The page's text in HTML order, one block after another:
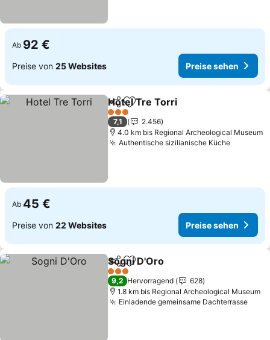
Ab 92 €
Preise von 25 Websites Preise sehen
TeilenZu Favoriten hinzufügen
Hotel Tre Torri
3 Sterne
7,1
2.456
4.0 km bis Regional Archeological Museum
Authentische sizilianische Küche
Ab 45 €
Preise von 22 Websites Preise sehen
TeilenZu Favoriten hinzufügen
Sogni D'Oro
3 Sterne
9,2 Hervorragend
628
1.8 km bis Regional Archeological Museum
Einladende gemeinsame Dachterrasse